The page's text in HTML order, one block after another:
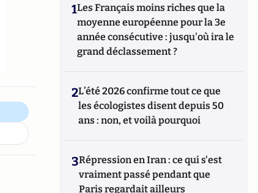
1Les Français moins riches que la
moyenne européenne pour la 3e
année consécutive : jusqu'où ira le
grand déclassement ?
2L’été 2026 confirme tout ce que
les écologistes disent depuis 50
ans : non, et voilà pourquoi
3Répression en Iran : ce qui s'est
vraiment passé pendant que
Paris regardait ailleurs